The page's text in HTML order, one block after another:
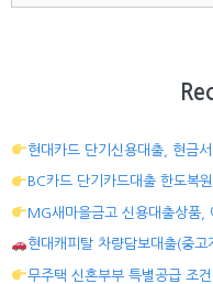
현대카드 단기신용대출, 현금
BC카드 단기카드대출 한도복
MG새마을금고 신용대출상품,
현대캐피탈 차량담보대출(중
무주택 신혼부부 특별공급 조